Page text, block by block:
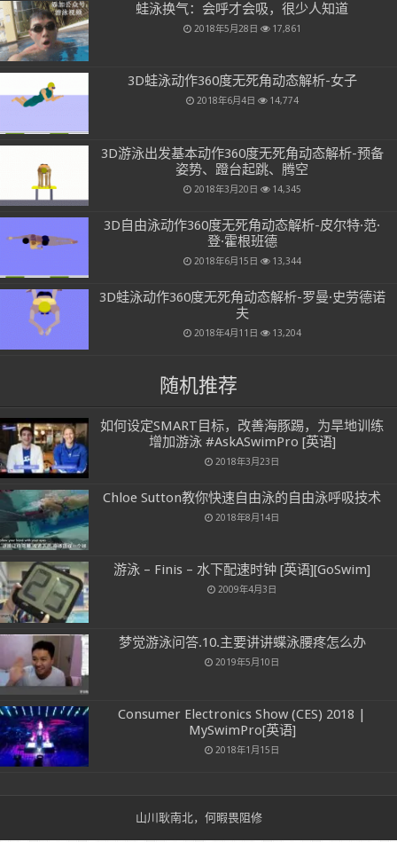
蛙泳换气：会呼才会吸，很少人知道
2018年5月28日 17,861
3D蛙泳动作360度无死角动态解析-女子
2018年6月4日 14,774
3D游泳出发基本动作360度无死角动态解析-预备
姿势、蹬台起跳、腾空
2018年3月20日 14,345
3D自由泳动作360度无死角动态解析-皮尔特·范·
登·霍根班德
2018年6月15日 13,344
3D蛙泳动作360度无死角动态解析-罗曼·史劳德诺
夫
2018年4月11日 13,204
随机推荐
如何设定SMART目标，改善海豚踢，为旱地训练
增加游泳 #AskASwimPro [英语]
2018年3月23日
Chloe Sutton教你快速自由泳的自由泳呼吸技术
2018年8月14日
游泳 – Finis – 水下配速时钟 [英语][GoSwim]
2009年4月3日
梦觉游泳问答.10.主要讲讲蝶泳腰疼怎么办
2019年5月10日
Consumer Electronics Show (CES) 2018 |
MySwimPro[英语]
2018年1月15日
山川耿南北，何暇畏阻修